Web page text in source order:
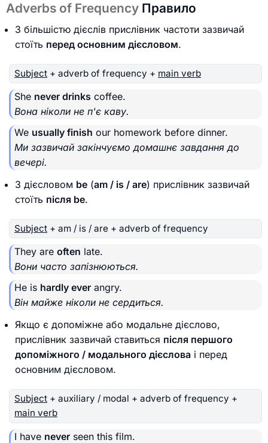
Adverbs of Frequency Правило
З більшістю дієслів прислівник частоти зазвичай
стоїть перед основним дієсловом.
Subject + adverb of frequency + main verb
She never drinks coffee.
Вона ніколи не п'є каву.
We usually finish our homework before dinner.
Ми зазвичай закінчуємо домашнє завдання до
вечері.
З дієсловом be (am / is / are) прислівник зазвичай
стоїть після be.
Subject + am / is / are + adverb of frequency
They are often late.
Вони часто запізнюються.
He is hardly ever angry.
Він майже ніколи не сердиться.
Якщо є допоміжне або модальне дієслово,
прислівник зазвичай ставиться після першого
допоміжного / модального дієслова і перед
основним дієсловом.
Subject + auxiliary / modal + adverb of frequency +
main verb
I have never seen this film.